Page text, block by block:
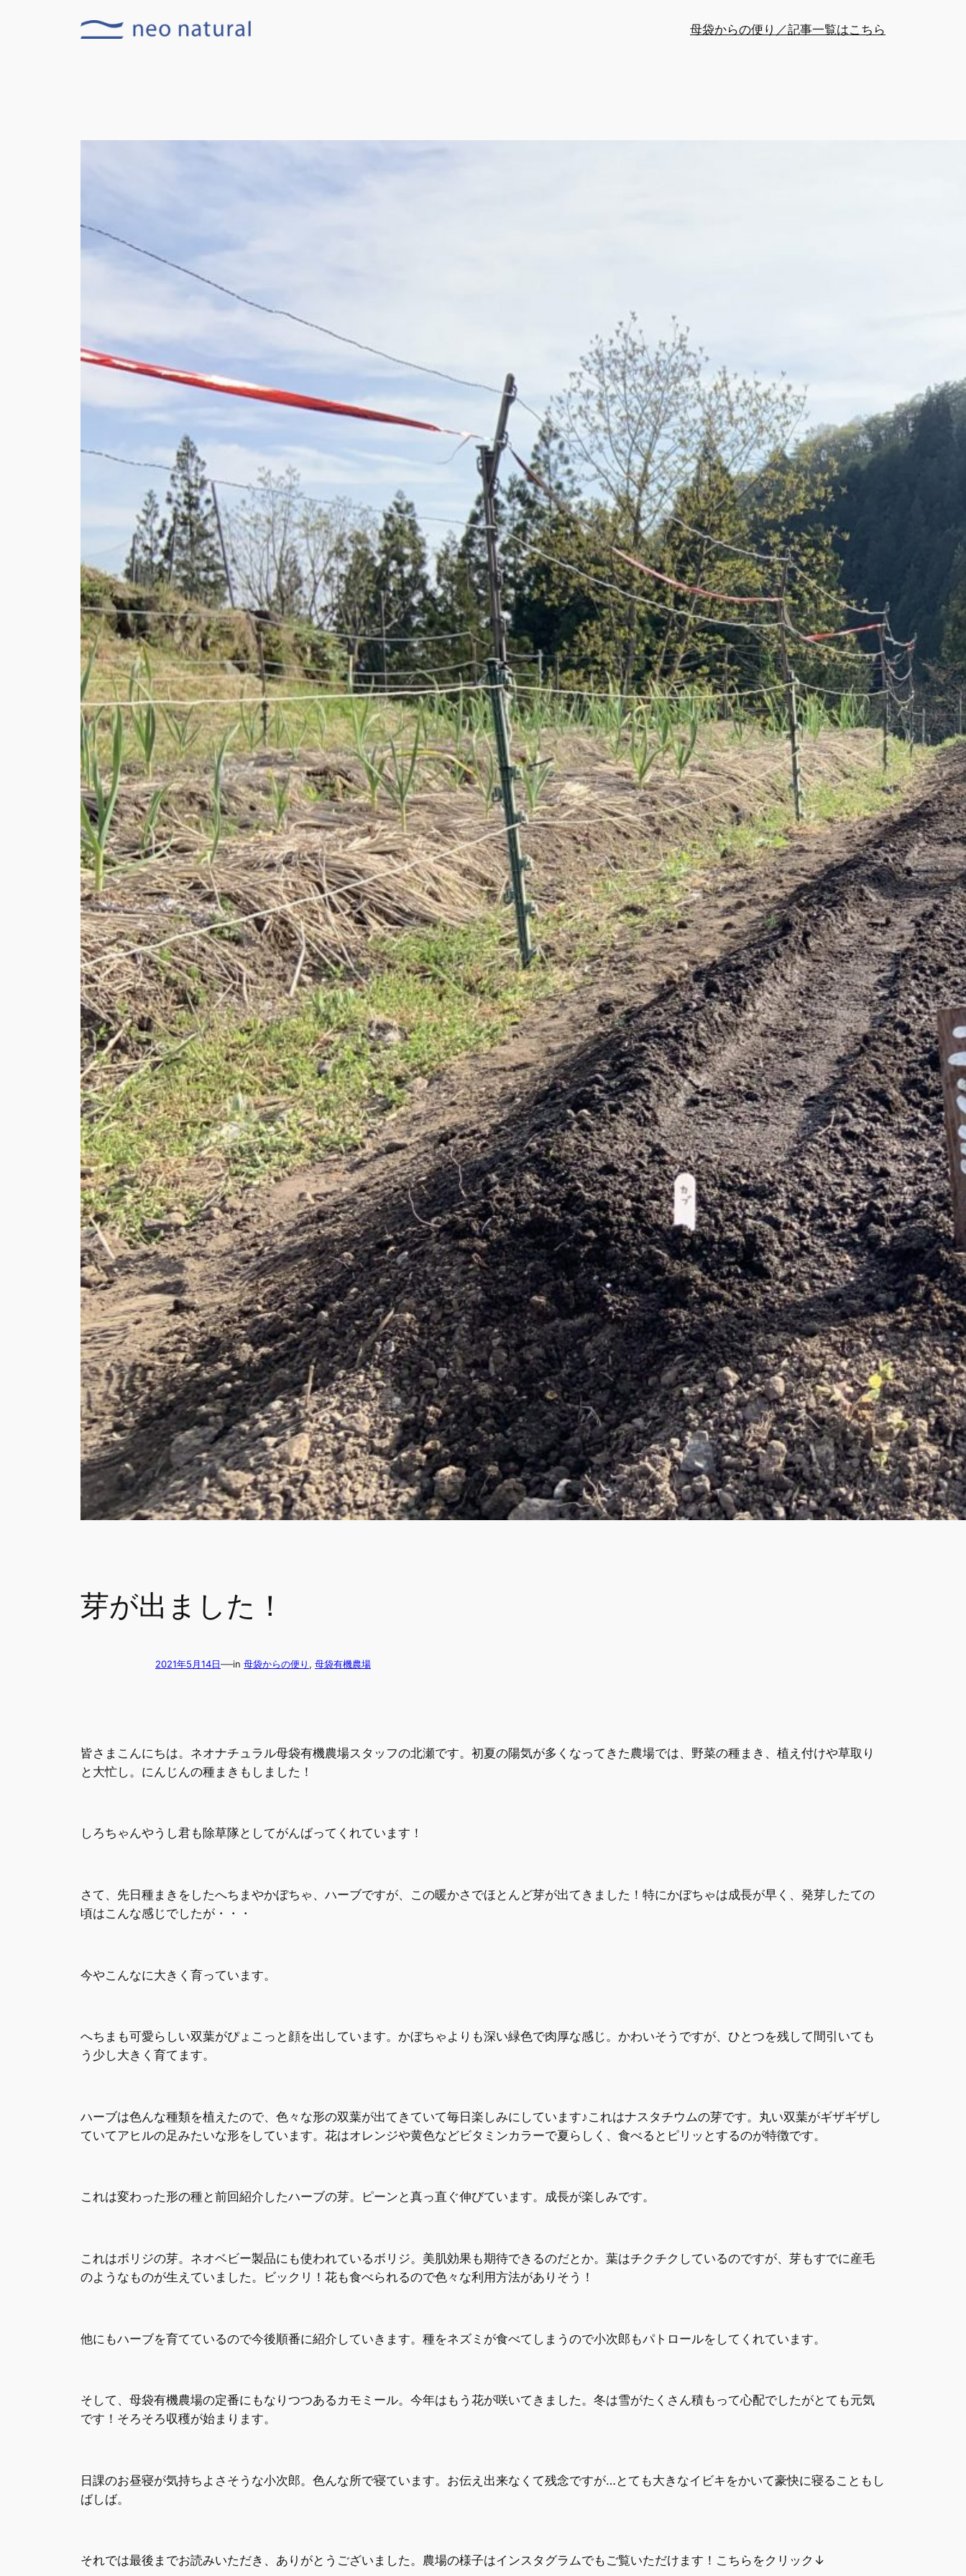
母袋からの便り／記事一覧はこちら
芽が出ました！
2021年5月14日—in 母袋からの便り , 母袋有機農場
皆さまこんにちは。ネオナチュラル母袋有機農場スタッフの北瀬です。初夏の陽気が多くなってきた農場では、野菜の種まき、植え付けや草取り
と大忙し。にんじんの種まきもしました！
しろちゃんやうし君も除草隊としてがんばってくれています！
さて、先日種まきをしたへちまやかぼちゃ、ハーブですが、この暖かさでほとんど芽が出てきました！特にかぼちゃは成長が早く、発芽したての
頃はこんな感じでしたが・・・
今やこんなに大きく育っています。
へちまも可愛らしい双葉がぴょこっと顔を出しています。かぼちゃよりも深い緑色で肉厚な感じ。かわいそうですが、ひとつを残して間引いても
う少し大きく育てます。
ハーブは色んな種類を植えたので、色々な形の双葉が出てきていて毎日楽しみにしています♪これはナスタチウムの芽です。丸い双葉がギザギザし
ていてアヒルの足みたいな形をしています。花はオレンジや黄色などビタミンカラーで夏らしく、食べるとピリッとするのが特徴です。
これは変わった形の種と前回紹介したハーブの芽。ピーンと真っ直ぐ伸びています。成長が楽しみです。
これはボリジの芽。ネオベビー製品にも使われているボリジ。美肌効果も期待できるのだとか。葉はチクチクしているのですが、芽もすでに産毛
のようなものが生えていました。ビックリ！花も食べられるので色々な利用方法がありそう！
他にもハーブを育てているので今後順番に紹介していきます。種をネズミが食べてしまうので小次郎もパトロールをしてくれています。
そして、母袋有機農場の定番にもなりつつあるカモミール。今年はもう花が咲いてきました。冬は雪がたくさん積もって心配でしたがとても元気
です！そろそろ収穫が始まります。
日課のお昼寝が気持ちよさそうな小次郎。色んな所で寝ています。お伝え出来なくて残念ですが…とても大きなイビキをかいて豪快に寝ることもし
ばしば。
それでは最後までお読みいただき、ありがとうございました。農場の様子はインスタグラムでもご覧いただけます！こちらをクリック↓